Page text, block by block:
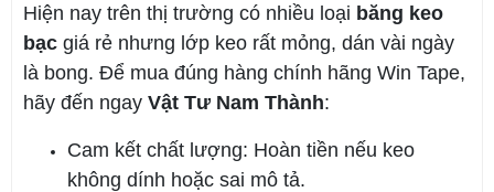
Hiện nay trên thị trường có nhiều loại băng keo
bạc giá rẻ nhưng lớp keo rất mỏng, dán vài ngày
là bong. Để mua đúng hàng chính hãng Win Tape,
hãy đến ngay Vật Tư Nam Thành:
Cam kết chất lượng: Hoàn tiền nếu keo
không dính hoặc sai mô tả.